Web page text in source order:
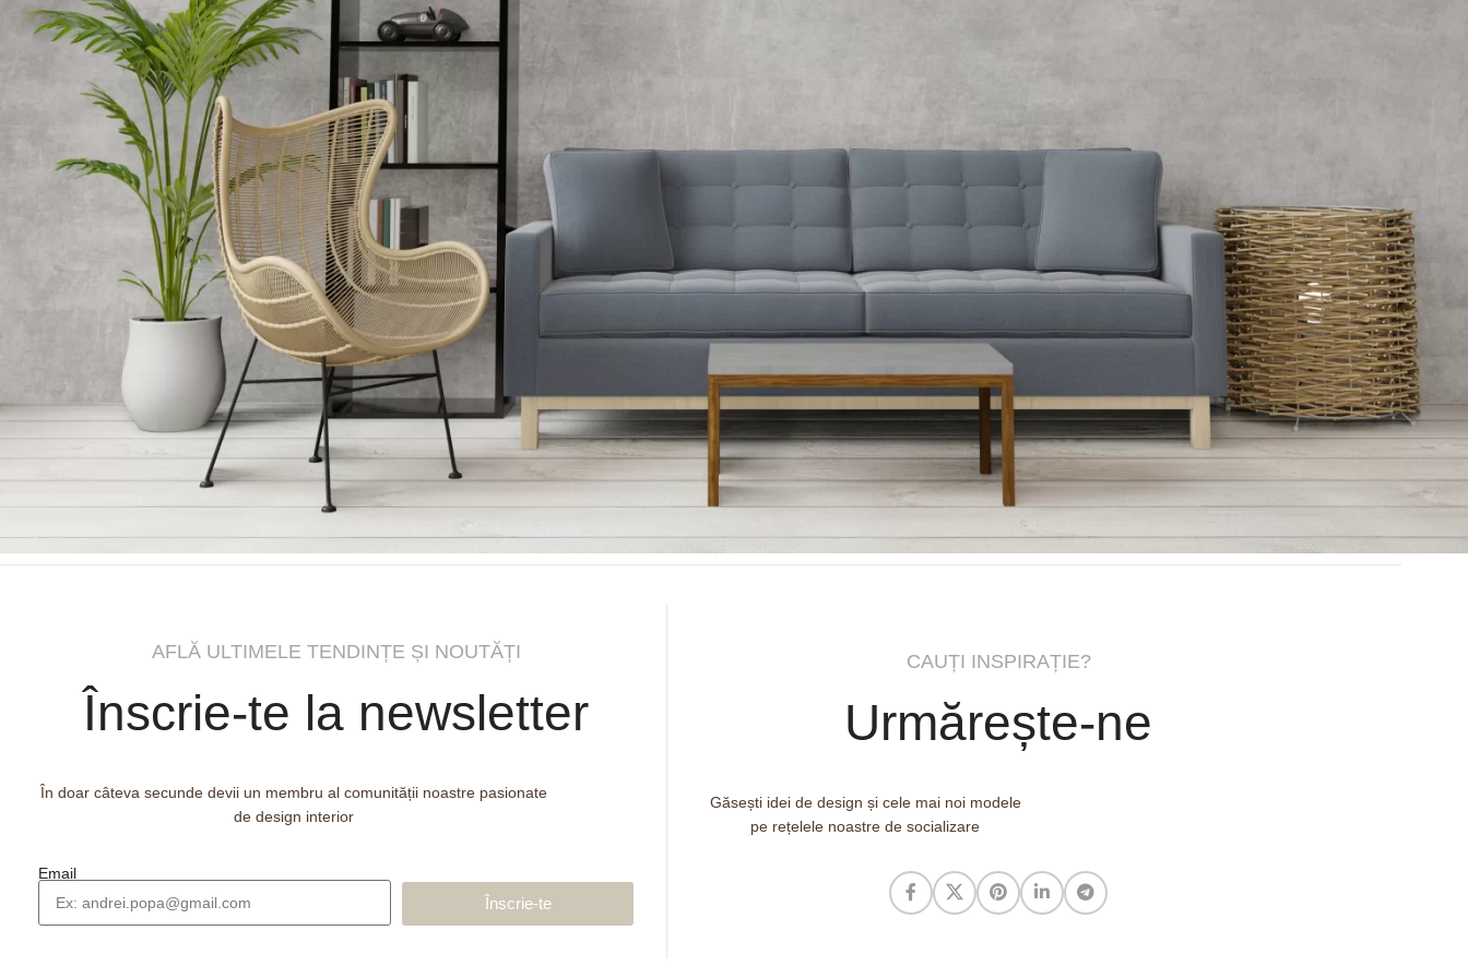
AFLĂ ULTIMELE TENDINȚE ȘI NOUTĂȚI
Înscrie-te la newsletter
În doar câteva secunde devii un membru al comunității noastre pasionate
de design interior
Email
Înscrie-te
CAUȚI INSPIRAȚIE?
Urmărește-ne
Găsești idei de design și cele mai noi modele
pe rețelele noastre de socializare